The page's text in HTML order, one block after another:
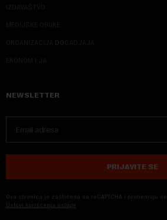
IZDAVAŠTVO
MEDIJSKE OBUKE
ORGANIZACIJA DOGADJAJA
EKONOM I JA
NEWSLETTER
PRIJAVITE SE
Ova stranica je zaštićena sa reCAPTCHA i primenjuju se
Uslovi korišćenja usluge